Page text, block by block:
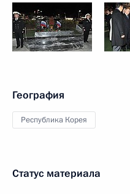
География
Республика Корея
Статус материала